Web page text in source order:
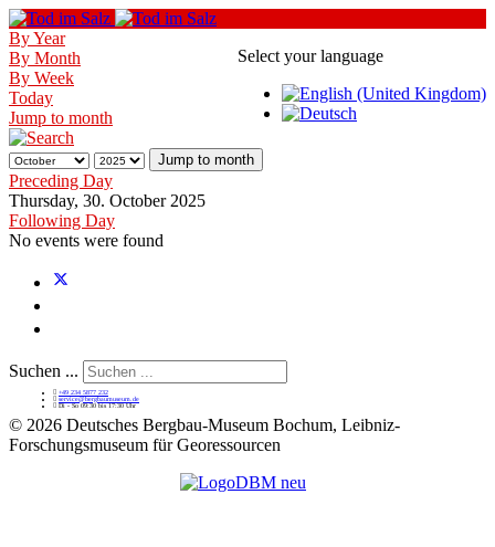
Select your language
By Year
By Month
By Week
Today
Jump to month
Jump to month
Preceding Day
Thursday, 30. October 2025
Following Day
No events were found
Suchen ...
+49 234 5877 232
service@bergbaumuseum.de
Di - So 09:30 bis 17:30 Uhr
© 2026 Deutsches Bergbau-Museum Bochum, Leibniz-
Forschungsmuseum für Georessourcen